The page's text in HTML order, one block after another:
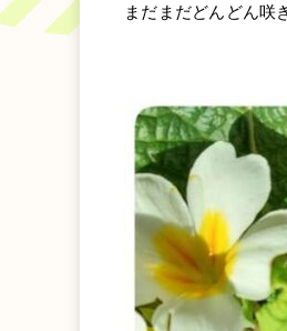
まだまだどんどん咲